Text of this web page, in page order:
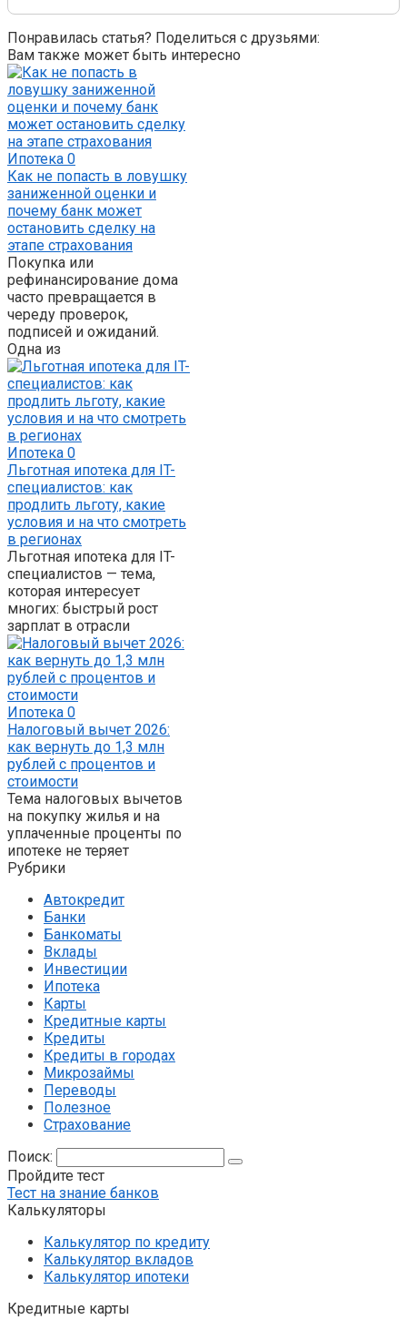
Понравилась статья? Поделиться с друзьями:
Вам также может быть интересно
Ипотека 0
Как не попасть в ловушку
заниженной оценки и
почему банк может
остановить сделку на
этапе страхования
Покупка или
рефинансирование дома
часто превращается в
череду проверок,
подписей и ожиданий.
Одна из
Ипотека 0
Льготная ипотека для IT-
специалистов: как
продлить льготу, какие
условия и на что смотреть
в регионах
Льготная ипотека для IT-
специалистов — тема,
которая интересует
многих: быстрый рост
зарплат в отрасли
Ипотека 0
Налоговый вычет 2026:
как вернуть до 1,3 млн
рублей с процентов и
стоимости
Тема налоговых вычетов
на покупку жилья и на
уплаченные проценты по
ипотеке не теряет
Рубрики
Автокредит
Банки
Банкоматы
Вклады
Инвестиции
Ипотека
Карты
Кредитные карты
Кредиты
Кредиты в городах
Микрозаймы
Переводы
Полезное
Страхование
Поиск:
Пройдите тест
Тест на знание банков
Калькуляторы
Калькулятор по кредиту
Калькулятор вкладов
Калькулятор ипотеки
Кредитные карты